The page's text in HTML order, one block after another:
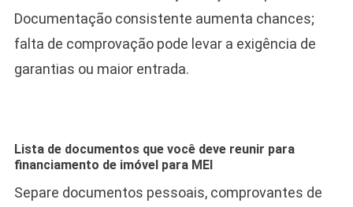
Documentação consistente aumenta chances;
falta de comprovação pode levar a exigência de
garantias ou maior entrada.
Lista de documentos que você deve reunir para
financiamento de imóvel para MEI
Separe documentos pessoais, comprovantes de